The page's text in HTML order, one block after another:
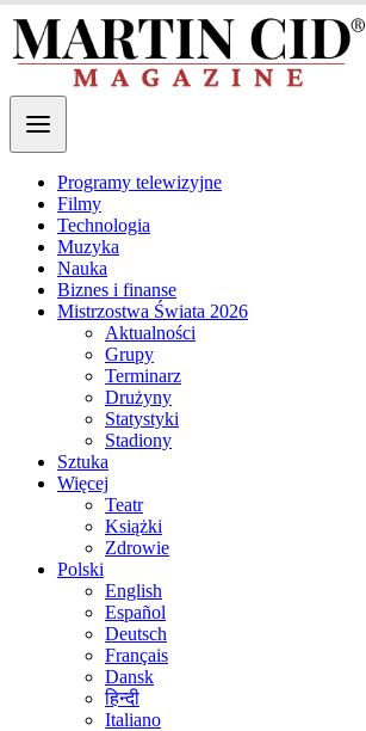
Programy telewizyjne
Filmy
Technologia
Muzyka
Nauka
Biznes i finanse
Mistrzostwa Świata 2026
Aktualności
Grupy
Terminarz
Drużyny
Statystyki
Stadiony
Sztuka
Więcej
Teatr
Książki
Zdrowie
Polski
English
Español
Deutsch
Français
Dansk
हिन्दी
Italiano